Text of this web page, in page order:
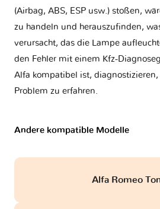
(Airbag, ABS, ESP usw.) stoßen,
zu handeln und herauszufinden,
verursacht, das die Lampe
den Fehler mit einem Kfz-
Alfa kompatibel ist,
Problem zu erfahren.
Andere kompatible Modelle
Alfa Romeo